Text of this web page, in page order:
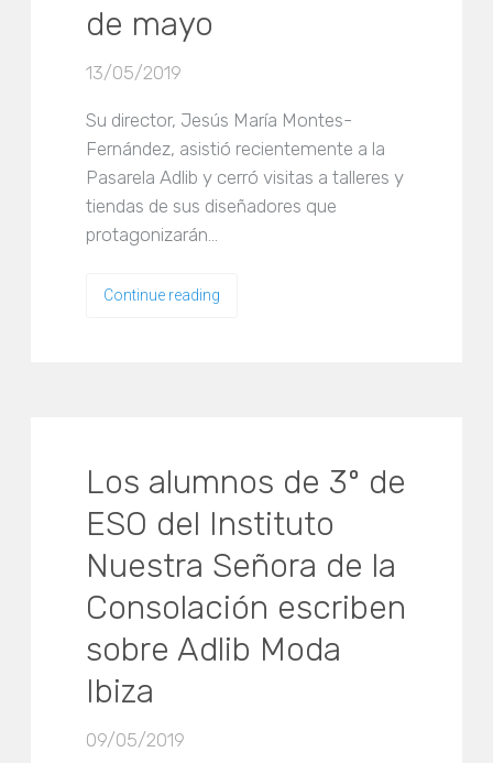
de mayo
13/05/2019
Su director, Jesús María Montes-
Fernández, asistió recientemente a la
Pasarela Adlib y cerró visitas a talleres y
tiendas de sus diseñadores que
protagonizarán…
Continue reading
Los alumnos de 3º de
ESO del Instituto
Nuestra Señora de la
Consolación escriben
sobre Adlib Moda
Ibiza
09/05/2019